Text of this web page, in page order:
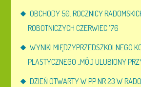
OBCHODY 50. ROCZNICY
ROBOTNICZYCH CZERWIEC ’76
WYNIKI MIĘDZYPRZEDSZKOLNEGO
PLASTYCZNEGO „MÓJ ULUBIONY
DZIEŃ OTWARTY W PP NR 23 W